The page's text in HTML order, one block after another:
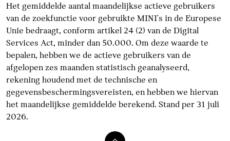
Het gemiddelde aantal maandelijkse actieve gebruikers
van de zoekfunctie voor gebruikte MINI's in de Europese
Unie bedraagt, conform artikel 24 (2) van de Digital
Services Act, minder dan 50.000. Om deze waarde te
bepalen, hebben we de actieve gebruikers van de
afgelopen zes maanden statistisch geanalyseerd,
rekening houdend met de technische en
gegevensbeschermingsvereisten, en hebben we hiervan
het maandelijkse gemiddelde berekend. Stand per 31 juli
2026.